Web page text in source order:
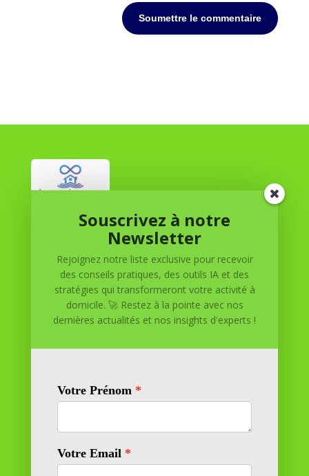
Soumettre le commentaire
Réussite à Domicile
Réussite à Domicile est votre partenaire de confiance
pour atteindre vos objectifs depuis le confort de votre
maison. Nous offrons des solutions personnalisées pour
vous aider à réussir.
11 rue Richelieu
69100 VILLEURBANNE
Souscrivez à notre
Newsletter
Rejoignez notre liste exclusive pour recevoir
des conseils pratiques, des outils IA et des
stratégies qui transformeront votre activité à
domicile. 🚀 Restez à la pointe avec nos
dernières actualités et nos insights d'experts !